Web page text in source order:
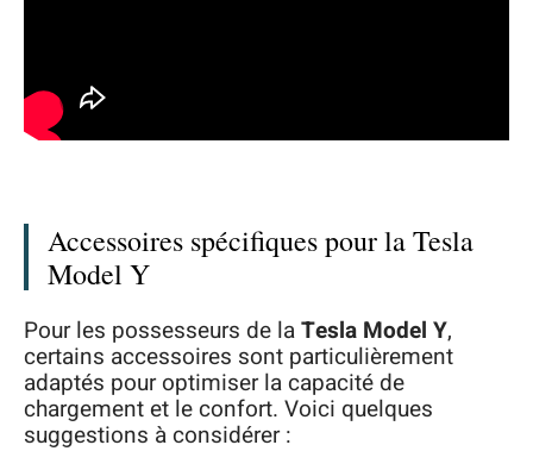
Accessoires spécifiques pour la Tesla
Model Y
Pour les possesseurs de laTesla Model Y,
certains accessoires sont particulièrement
adaptés pour optimiser la capacité de
chargement et le confort. Voici quelques
suggestions à considérer :